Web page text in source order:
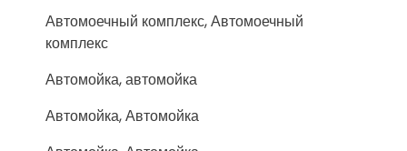
Автомоечный комплекс, Автомоечный
комплекс
Автомойка, автомойка
Автомойка, Автомойка